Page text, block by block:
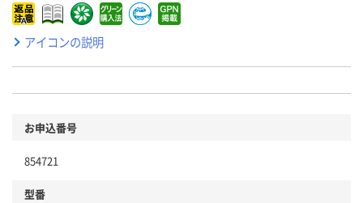
アイコンの説明
お申込番号
854721
型番